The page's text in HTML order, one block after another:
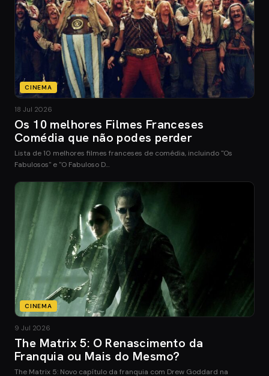
CINEMA
18 Jul 2026
Os 10 melhores Filmes Franceses
Comédia que não podes perder
Lista de 10 melhores filmes franceses de comédia, incluindo "Os
Fabulosos" e "O Fabuloso D…
CINEMA
9 Jul 2026
The Matrix 5: O Renascimento da
Franquia ou Mais do Mesmo?
The Matrix 5: Novo capítulo da franquia com Drew Goddard na